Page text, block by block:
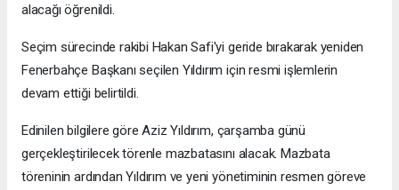
alacağı öğrenildi.
Seçim sürecinde rakibi Hakan Safi'yi geride bırakarak yeniden
Fenerbahçe Başkanı seçilen Yıldırım için resmi işlemlerin
devam ettiği belirtildi.
Edinilen bilgilere göre Aziz Yıldırım, çarşamba günü
gerçekleştirilecek törenle mazbatasını alacak. Mazbata
töreninin ardından Yıldırım ve yeni yönetiminin resmen göreve